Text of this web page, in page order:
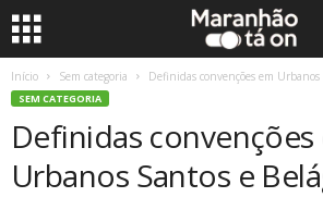
Início Sem categoria Definidas convenções em Urbanos
SEM CATEGORIA
Definidas convenções
Urbanos Santos e